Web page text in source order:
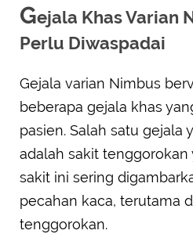
Gejala Khas Varian
Perlu Diwaspadai
Gejala varian Nimbus
beberapa gejala khas
pasien. Salah satu gejala
adalah sakit tenggorokan
sakit ini sering
pecahan kaca, terutama
tenggorokan.